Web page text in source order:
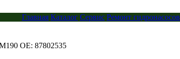
Главная Каталог Сервис Ремонт гидронасосов
OE: 87802535